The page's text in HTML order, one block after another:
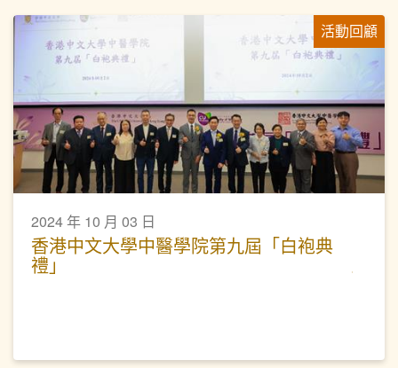
活動回顧
2024 年 10 月 03 日
香港中文大學中醫學院第九屆「白袍典
禮」